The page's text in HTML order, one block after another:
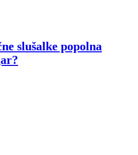
slušalke popolna